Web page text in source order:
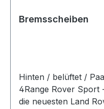
Bremsscheiben
Hinten / belüftet /
4Range Rover
die neuesten Land